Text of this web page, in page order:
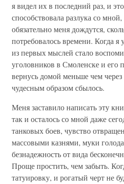
я видел их в последний раз, и
способствовала разлука со
обязательно меня дождутся,
потребовалось времени. Когда
из первых мыслей стало
уголовников в Смоленске и его
вернусь домой меньше чем через
чудесным образом сбылось.
Меня заставило написать эту
так и осталось со мной даже
танковых боев, чувство
массовыми казнями, муки
безнадежность от вида
Проще простить, чем забыть.
татуировку, и рогатый черт не